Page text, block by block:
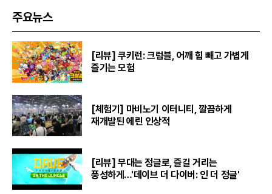
주요뉴스
[리뷰] 쿠키런: 크럼블, 어깨 힘 빼고 가볍게
즐기는 모험
[체험기] 마비노기 이터니티, 깔끔하게
재개발된 에린 인상적
[리뷰] 무대는 정글로, 즐길 거리는
풍성하게…'데이브 더 다이버: 인 더 정글'